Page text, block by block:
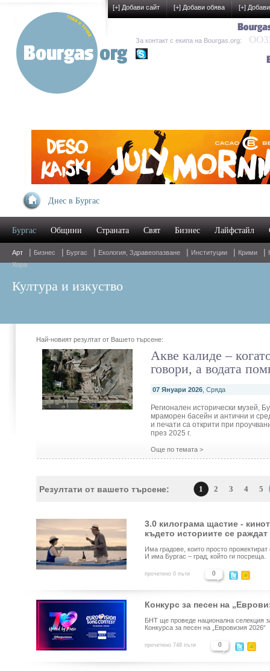
Днес в Бургас
Бургас Общини Страната Свят Бизнес Лайфстайл
Арт | Бизнес | Бургас | Екология, Здравеопазване | Институции | Крими |
Хора
Култура и изкуство
Най-новият резултат от Вашето търсене:
Акве калиде –
говори, а водата
07 Януари 2026 , Сряда
Регионален исторически музей,
мраморен басейн и антични и
и печати са открити при
през 2025 г.
Още по темата >
Резултати от вашето търсене: 1 2 3 4 5
3.0 килограма щастие -
където историите се раждат
Има градове, които просто
И има Бургас – град, който ги посреща.
прочетено 0 пъти 0
Конкурс за песен на
БНТ ще проведе национална селекция
Конкурса за песен на „Евровизия 2026“
прочетено 748 пъти 0
[+] Добави сайт [+] Добави обява [+]
За контакт с екипа на Bourgas.org: